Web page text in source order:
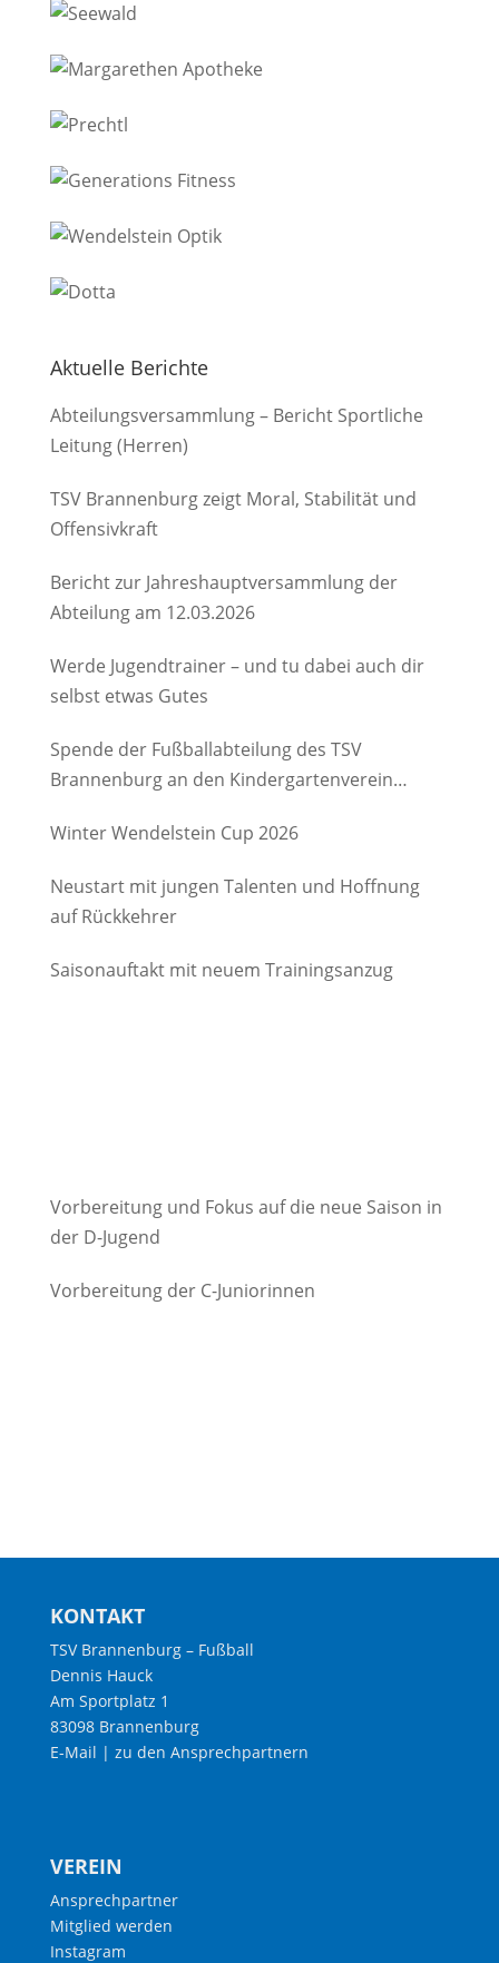
Aktuelle Berichte
Abteilungsversammlung – Bericht Sportliche
Leitung (Herren)
TSV Brannenburg zeigt Moral, Stabilität und
Offensivkraft
Bericht zur Jahreshauptversammlung der
Abteilung am 12.03.2026
Werde Jugendtrainer – und tu dabei auch dir
selbst etwas Gutes
Spende der Fußballabteilung des TSV
Brannenburg an den Kindergartenverein
Winter Wendelstein Cup 2026
Neustart mit jungen Talenten und Hoffnung
auf Rückkehrer
Saisonauftakt mit neuem Trainingsanzug
Vorbereitung und Fokus auf die neue Saison in
der D-Jugend
Vorbereitung der C-Juniorinnen
KONTAKT
TSV Brannenburg – Fußball
Dennis Hauck
Am Sportplatz 1
83098 Brannenburg
E-Mail | zu den Ansprechpartnern
VEREIN
Ansprechpartner
Mitglied werden
Instagram